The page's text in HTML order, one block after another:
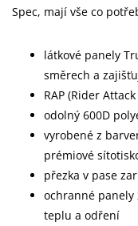
Spec, mají vše co
látkové panely
směrech a
RAP (Rider
odolný 600D
vyrobené z
prémiové
přezka v pase
ochranné
teplu a odření